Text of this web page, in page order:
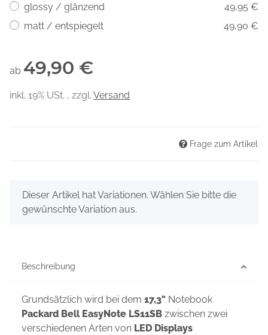
glossy / glänzend
49,95 €
matt / entspiegelt
49,90 €
ab 49,90 €
inkl. 19% USt. , zzgl. Versand
Frage zum Artikel
x
Dieser Artikel hat Variationen. Wählen Sie bitte die
gewünschte Variation aus.
Beschreibung
Grundsätzlich wird bei dem 17,3" Notebook
Packard Bell EasyNote LS11SB zwischen zwei
verschiedenen Arten von LED Displays